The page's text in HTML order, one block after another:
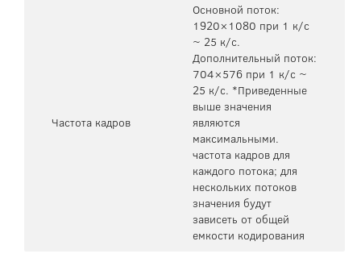
Частота кадров
Основной поток:
1920×1080 при 1 к/с
~ 25 к/с.
Дополнительный поток:
704×576 при 1 к/с ~
25 к/с. *Приведенные
выше значения
являются
максимальными.
частота кадров для
каждого потока; для
нескольких потоков
значения будут
зависеть от общей
емкости кодирования